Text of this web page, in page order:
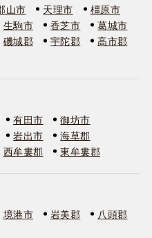
山市 天理市
橿原市
生駒市 香芝市
葛城市
磯城郡 宇陀郡
高市郡
有田市
御坊市
岩出市
海草郡
西牟婁郡 東牟婁郡
境港市 岩美郡
八頭郡